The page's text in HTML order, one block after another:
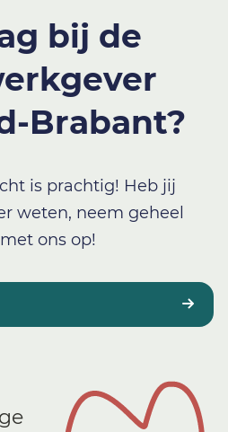
bij de
Brabant?
is prachtig! Heb jij
weten, neem geheel
ons op!